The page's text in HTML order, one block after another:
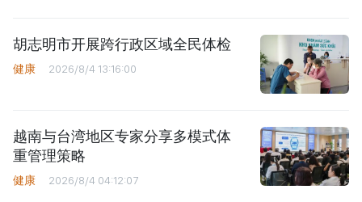
胡志明市开展跨行政区域全民体检
健康 2026/8/4 13:16:00
越南与台湾地区专家分享多模式体
重管理策略
健康 2026/8/4 04:12:07